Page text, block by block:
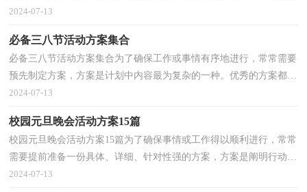
方案都具备一些什么特点呢？以下是小编收集整理的...
2024-07-13
必备三八节活动方案集合
必备三八节活动方案集合为了确保工作或事情有序地进行，常常需要
预先制定方案，方案是计划中内容最为复杂的一种。优秀的方案都具
备一些什么特点呢？下面是小编帮大家整理的必备三...
2024-07-13
校园元旦晚会活动方案15篇
校园元旦晚会活动方案15篇为了确保事情或工作得以顺利进行，常常
需要提前准备一份具体、详细、针对性强的方案，方案是阐明行动的
时间，地点，目的，预期效果，预算及方法等的书面计划。...
2024-07-13